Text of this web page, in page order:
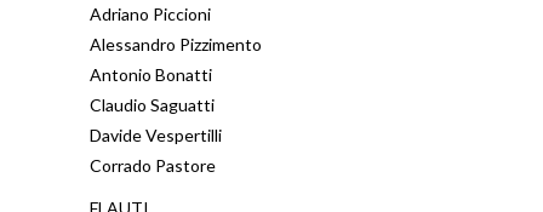
Adriano Piccioni
Alessandro Pizzimento
Antonio Bonatti
Claudio Saguatti
Davide Vespertilli
Corrado Pastore